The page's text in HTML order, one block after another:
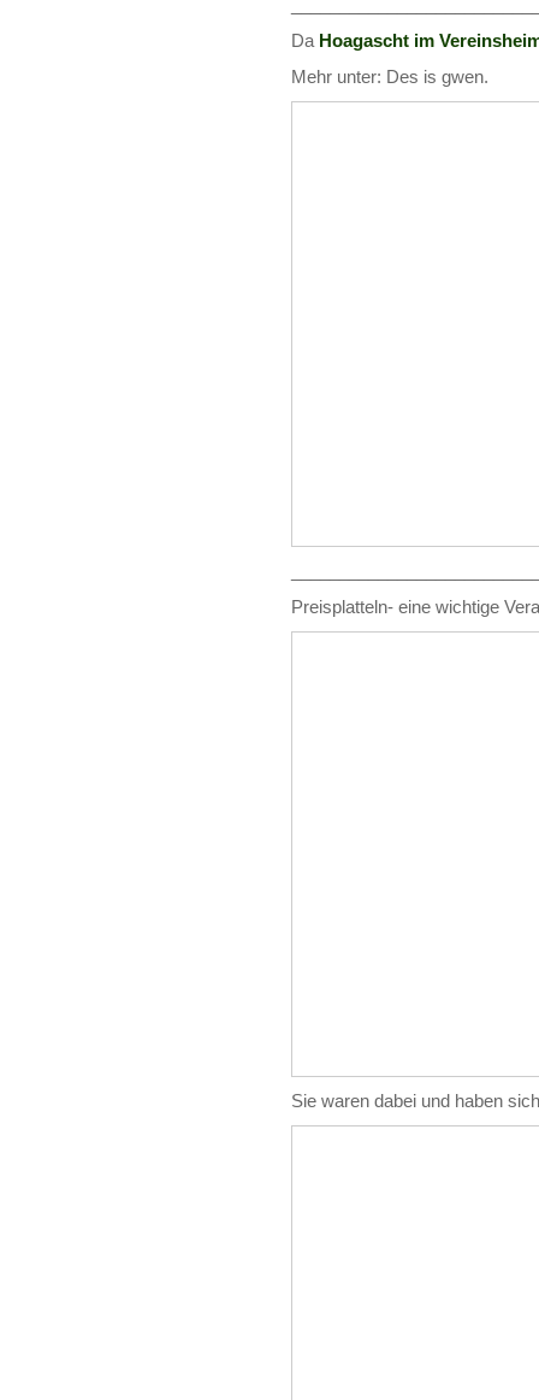
Da Hoagascht im
Mehr unter: Des is gwen.
Preisplatteln- eine wichtige
Sie waren dabei und haben